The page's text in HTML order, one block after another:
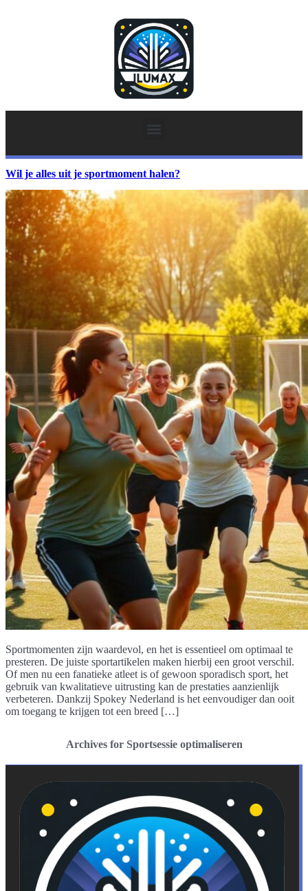
Wil je alles uit je sportmoment halen?
Sportmomenten zijn waardevol, en het is essentieel om optimaal te
presteren. De juiste sportartikelen maken hierbij een groot verschil.
Of men nu een fanatieke atleet is of gewoon sporadisch sport, het
gebruik van kwalitatieve uitrusting kan de prestaties aanzienlijk
verbeteren. Dankzij Spokey Nederland is het eenvoudiger dan ooit
om toegang te krijgen tot een breed […]
Archives for Sportsessie optimaliseren